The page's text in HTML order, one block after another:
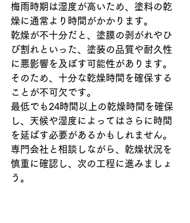
梅雨時期は湿度が高いため、塗料の乾
燥に通常より時間がかかります。
乾燥が不十分だと、塗膜の剥がれやひ
び割れといった、塗装の品質や耐久性
に悪影響を及ぼす可能性があります。
そのため、十分な乾燥時間を確保する
ことが不可欠です。
最低でも24時間以上の乾燥時間を確保
し、天候や湿度によってはさらに時間
を延ばす必要があるかもしれません。
専門会社と相談しながら、乾燥状況を
慎重に確認し、次の工程に進みましょ
う。